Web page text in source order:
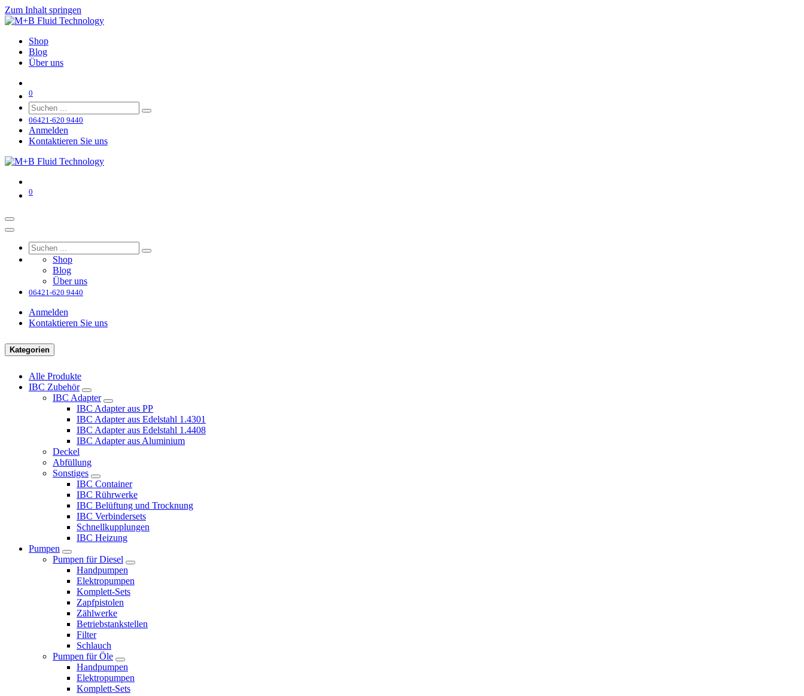
Zum Inhalt springen
Shop
Blog
Über uns
0
06421-620 9440
Anmelden
Kontaktieren Sie uns
0
Shop
Blog
Über uns
06421-620 9440
Anmelden
Kontaktieren Sie uns
Kategorien
Alle Produkte
IBC Zubehör
IBC Adapter
IBC Adapter aus PP
IBC Adapter aus Edelstahl 1.4301
IBC Adapter aus Edelstahl 1.4408
IBC Adapter aus Aluminium
Deckel
Abfüllung
Sonstiges
IBC Container
IBC Rührwerke
IBC Belüftung und Trocknung
IBC Verbindersets
Schnellkupplungen
IBC Heizung
Pumpen
Pumpen für Diesel
Handpumpen
Elektropumpen
Komplett-Sets
Zapfpistolen
Zählwerke
Betriebstankstellen
Filter
Schlauch
Pumpen für Öle
Handpumpen
Elektropumpen
Komplett-Sets